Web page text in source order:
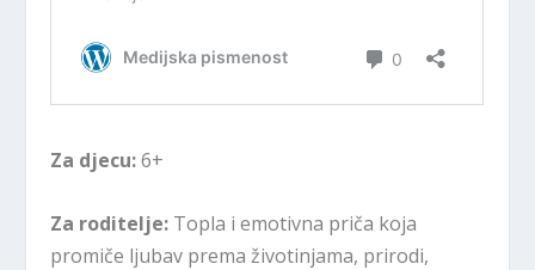
Za djecu:6+
Za roditelje: Topla i emotivna priča koja
promiče ljubav prema životinjama, prirodi,